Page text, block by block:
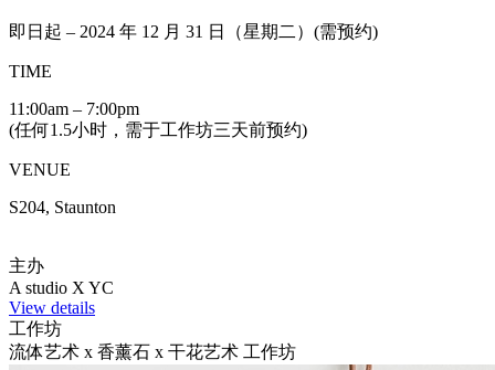
即日起 – 2024 年 12 月 31 日（星期二）(需预约)
TIME
11:00am – 7:00pm
(任何1.5小时，需于工作坊三天前预约)
VENUE
S204, Staunton
主办
A studio X YC
View details
工作坊
流体艺术 x 香薰石 x 干花艺术 工作坊